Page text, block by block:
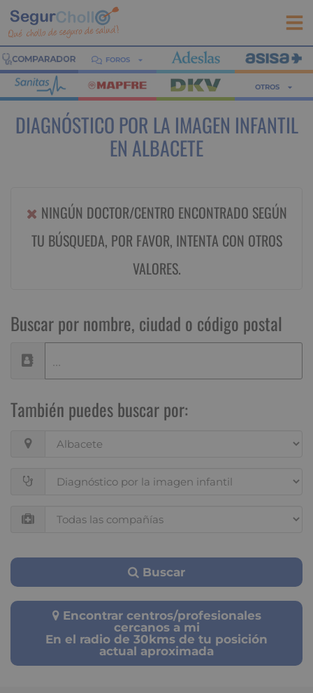
FOROS
OTROS
DIAGNÓSTICO POR LA IMAGEN INFANTIL
EN ALBACETE
NINGÚN DOCTOR/CENTRO ENCONTRADO SEGÚN
TU BÚSQUEDA, POR FAVOR, INTENTA CON OTROS
VALORES.
Buscar por nombre, ciudad o código postal
También puedes buscar por:
Buscar
Encontrar centros/profesionales
cercanos a mi
En el radio de 30kms de tu posición
actual aproximada